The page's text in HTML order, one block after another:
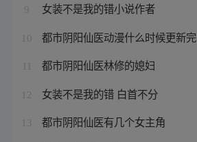
9 女装不是我的错小说作者
10 都市阴阳仙医动漫什么时候更新完
都市阴阳仙医林修的媳妇
12 女装不是我的错 白首不分
13 都市阴阳仙医有几个女主角